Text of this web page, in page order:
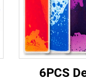
6PCS